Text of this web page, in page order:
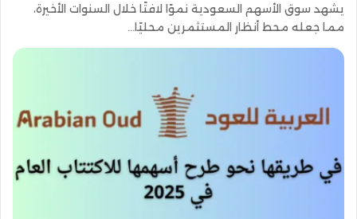
يشهد سوق الأسهم السعودية نموًا لافتًا خلال السنوات الأخيرة،
مما جعله محط أنظار المستثمرين محليًا…